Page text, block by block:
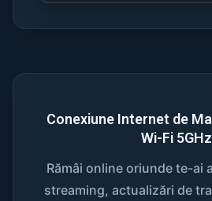
Conexiune Internet de
Wi-Fi 5GHz
Rămâi online oriunde te-ai
streaming, actualizări de